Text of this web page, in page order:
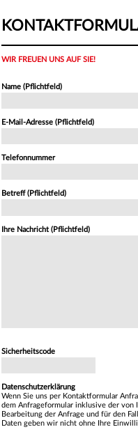
WIR FREUEN UNS AUF SIE!
Name (Pflichtfeld)
E-Mail-Adresse (Pflichtfeld)
Telefonnummer
Betreff (Pflichtfeld)
Ihre Nachricht (Pflichtfeld)
Sicherheitscode
Datenschutzerklärung
Wenn Sie uns per Kontaktformular
dem Anfrageformular inklusive der von
Bearbeitung der Anfrage und für den
Daten geben wir nicht ohne Ihre